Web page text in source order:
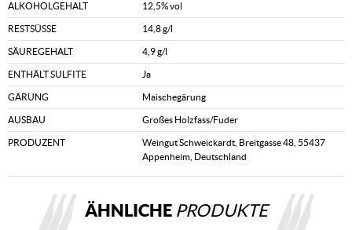
ALKOHOLGEHALT 12,5% vol
RESTSÜSSE 14,8 g/l
SÄUREGEHALT 4,9 g/l
ENTHÄLT SULFITE Ja
GÄRUNG Maischegärung
AUSBAU Großes Holzfass/Fuder
PRODUZENT
Weingut Schweickardt, Breitgasse 48, 55437
Appenheim, Deutschland
ÄHNLICHE PRODUKTE